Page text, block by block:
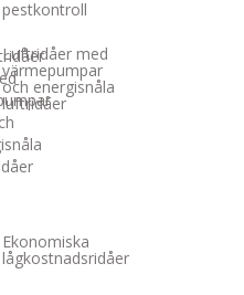
pestkontroll
Luftridåer med
värmepumpar
och energisnåla
luftridåer
Ekonomiska
lågkostnadsridåer